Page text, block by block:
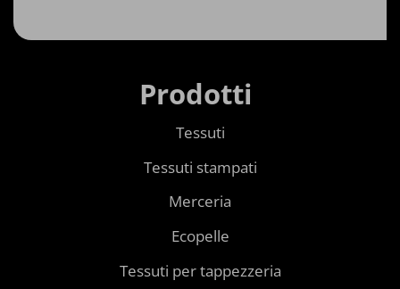
Prodotti
Tessuti
Tessuti stampati
Merceria
Ecopelle
Tessuti per tappezzeria